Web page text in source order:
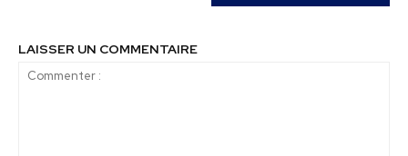
LAISSER UN COMMENTAIRE